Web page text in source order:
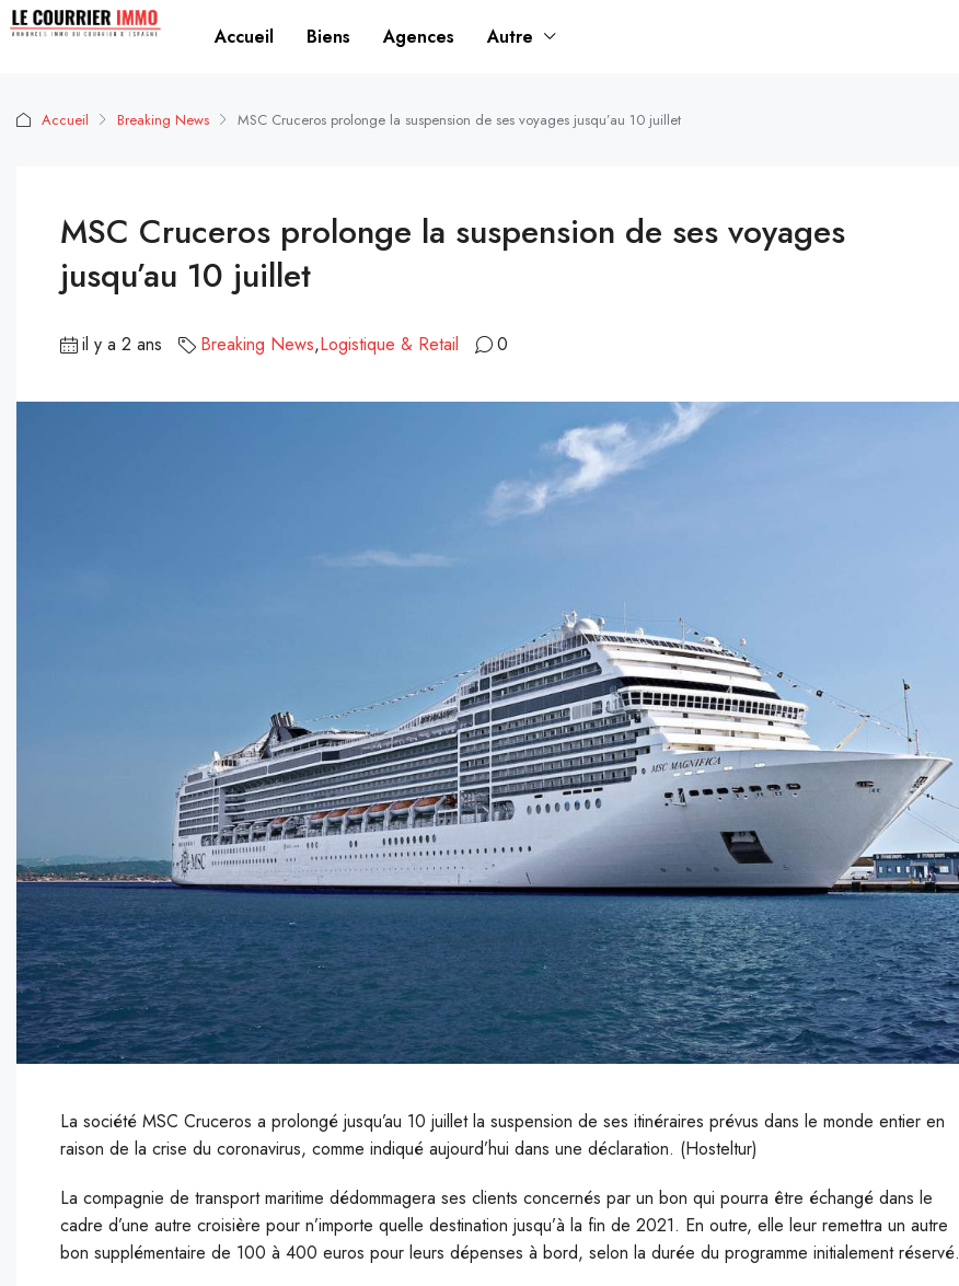
Accueil Biens Agences Autre
Accueil Breaking News MSC Cruceros prolonge la suspension de ses voyages jusqu’au 10 juillet
MSC Cruceros prolonge la suspension de ses voyages
jusqu’au 10 juillet
il y a 2 ans Breaking News,Logistique & Retail 0
La société MSC Cruceros a prolongé jusqu’au 10 juillet la suspension de ses itinéraires prévus dans le monde entier en
raison de la crise du coronavirus, comme indiqué aujourd’hui dans une déclaration. (Hosteltur)
La compagnie de transport maritime dédommagera ses clients concernés par un bon qui pourra être échangé dans le
cadre d’une autre croisière pour n’importe quelle destination jusqu’à la fin de 2021. En outre, elle leur remettra un autre
bon supplémentaire de 100 à 400 euros pour leurs dépenses à bord, selon la durée du programme initialement réservé.